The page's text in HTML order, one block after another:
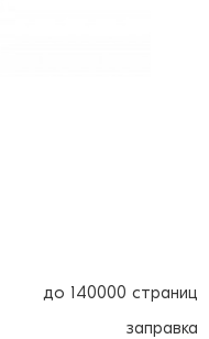
до 140000 страниц
заправка